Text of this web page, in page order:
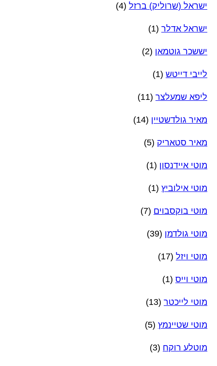
ישראל (שרוליק) ברזל (4)
ישראל אדלר (1)
יששכר גוטמאן (2)
לייבי דייטש (1)
ליפא שמעלצר (11)
מאיר גולדשטיין (14)
מאיר סטאריק (5)
מוטי איידנסון (1)
מוטי אילוביץ (1)
מוטי בוקסבוים (7)
מוטי גולדמן (39)
מוטי ויזל (17)
מוטי וייס (1)
מוטי לייכטר (13)
מוטי שטיינמץ (5)
מוטלע רוקח (3)